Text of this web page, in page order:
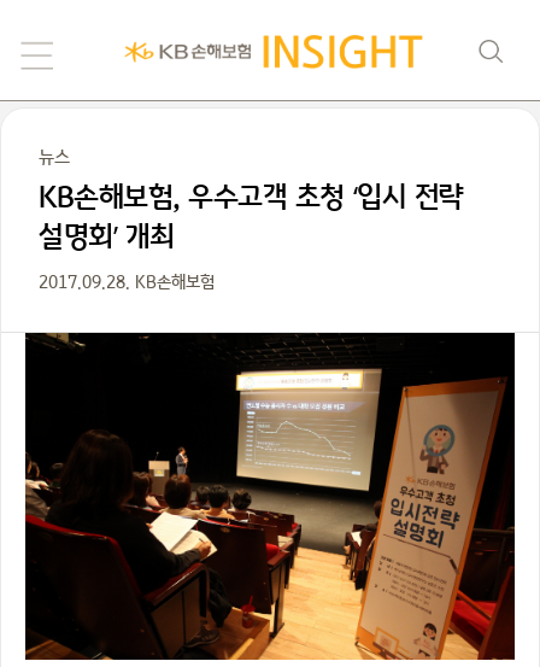
뉴스
KB손해보험, 우수고객 초청 ‘입시 전략
설명회’ 개최
2017.09.28. KB손해보험